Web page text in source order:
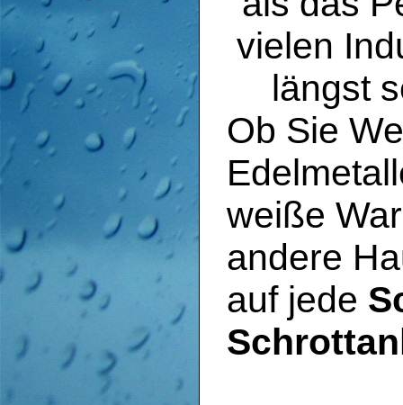
vielen
längst
Ob Sie
weiße
andere
auf jede